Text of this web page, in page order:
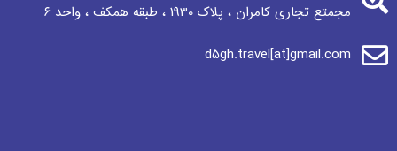
مجمتع تجاری كامران ، پلاک 1930 ، طبقه همکف ، واحد ٦
d5gh.travel[at]gmail.com